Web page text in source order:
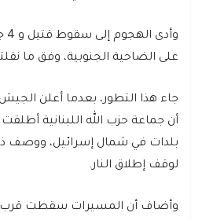
على الضاحية الجنوبية، وفق ما نقلته
جاء هذا التطور، بعدما أعلن الجيش
أن جماعة حزب الله اللبنانية
بلدات في شمال إسرائيل، ووصف
لوقف إطلاق النار.
وأضاف أن المسيرات سقطت قرب